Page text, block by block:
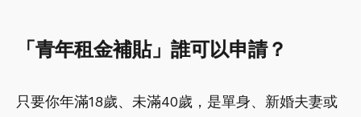
「青年租金補貼」誰可以申請？
只要你年滿18歲、未滿40歲，是單身、新婚夫妻或